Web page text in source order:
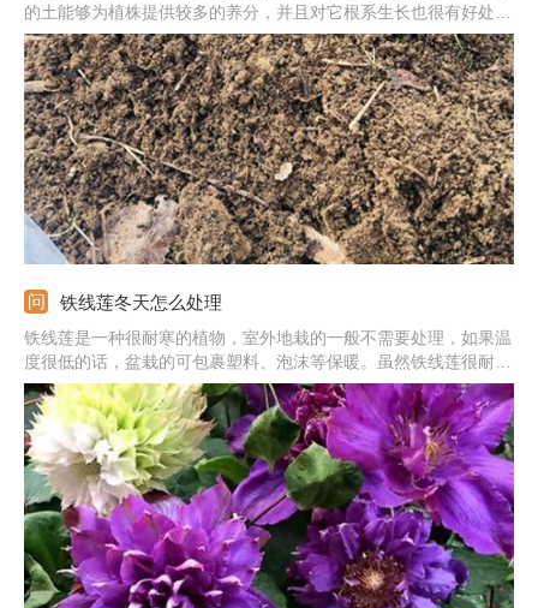
的土能够为植株提供较多的养分，并且对它根系生长也很有好处。
可以将腐叶土、园土、泥炭土混合起来作为培养土，再加入适量的
草木灰将酸碱度调节至弱碱性。也可以用三份园土、三份蚯蚓粪
土、三份泥炭土、一份陶粒和少量草木灰来配制成养它的土壤。
铁线莲冬天怎么处理
铁线莲是一种很耐寒的植物，室外地栽的一般不需要处理，如果温
度很低的话，盆栽的可包裹塑料、泡沫等保暖。虽然铁线莲很耐
寒，但阳光方面要保持好，移到光线好的向阳处，补充足够的阳
光。冬季温度偏低，植株会处在休眠阶段，水肥施加要减少。冬季
是修剪的好时期，可趁此时去除掉枯枝、烂枝、瘦弱枝等。